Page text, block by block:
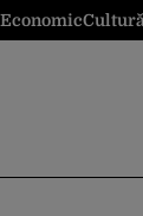
EconomicCultură